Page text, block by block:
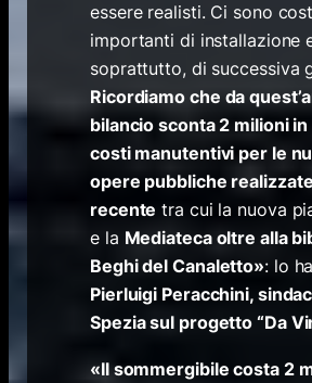
essere realisti. Ci sono
importanti di installazione
soprattutto, di successiva
Ricordiamo che da
bilancio sconta 2 milioni in
costi manutentivi per le
opere pubbliche
recente tra cui la nuova
e la Mediateca oltre alla
Beghi del Canaletto»: lo
Pierluigi Peracchini,
Spezia sul progetto “Da
«Il sommergibile costa 2